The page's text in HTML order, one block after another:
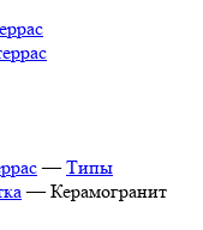
— Типы
— Керамогранит